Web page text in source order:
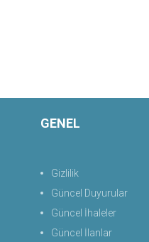
GENEL
Gizlilik
Güncel Duyurular
Güncel İhaleler
Güncel İlanlar